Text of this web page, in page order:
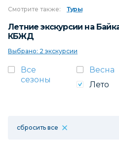
Смотрите также: Туры
Летние экскурсии на
КБЖД
Выбрано: 2 экскурсии
Все
сезоны
Весна
Лето
сбросить все